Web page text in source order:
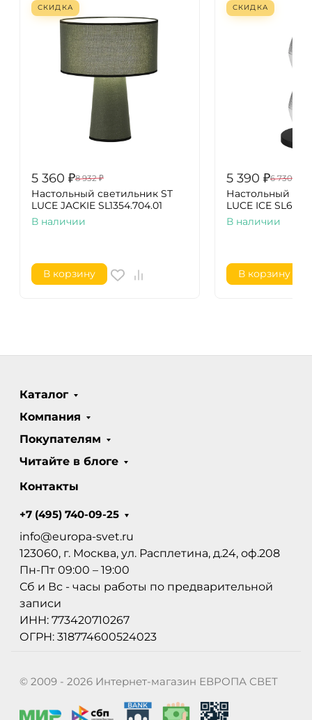
СКИДКА
5 360 ₽8 932 ₽
Настольный светильник ST
LUCE JACKIE SL1354.704.01
В наличии
В корзину
СКИДКА
5 390 ₽6 730
Настольный
LUCE ICE
В наличии
В корзину
Каталог
Компания
Покупателям
Читайте в блоге
Контакты
+7 (495) 740-09-25
info@europa-svet.ru
123060, г. Москва, ул. Расплетина, д.24, оф.208
Пн-Пт 09:00 – 19:00
Сб и Вс - часы работы по предварительной
записи
ИНН: 773420710267
ОГРН: 318774600524023
© 2009 - 2026 Интернет-магазин ЕВРОПА СВЕТ